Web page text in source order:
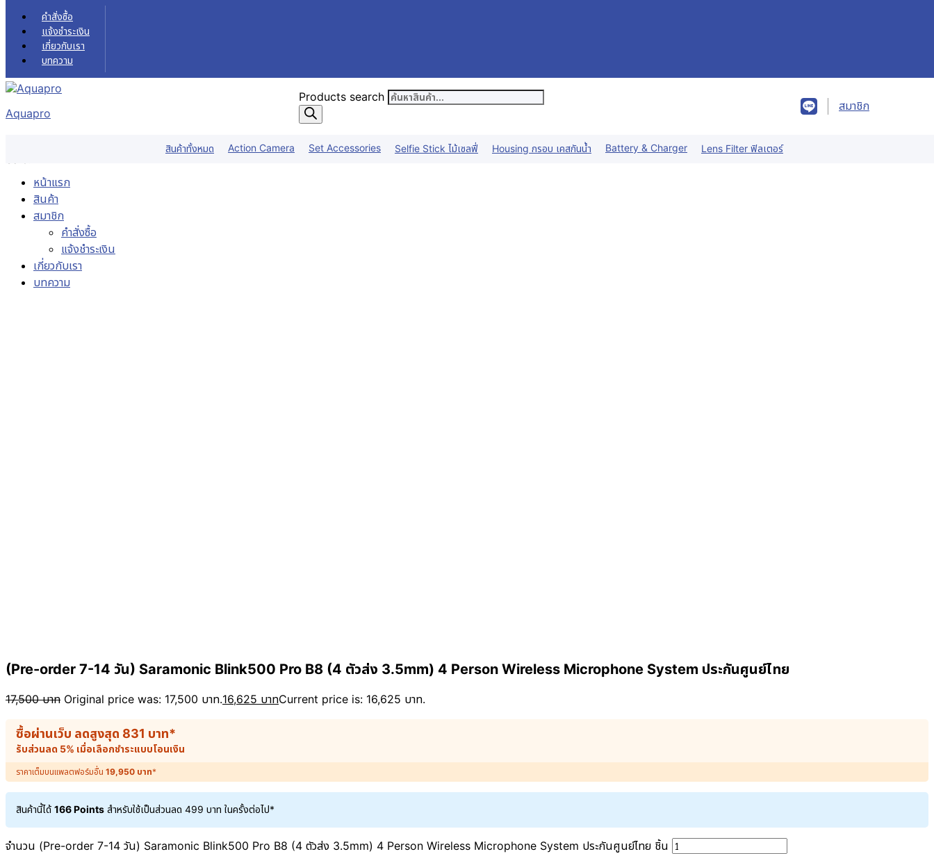
Skip to content
คำสั่งซื้อ
แจ้งชำระเงิน
เกี่ยวกับเรา
บทความ
Aquapro
Products search
สมาชิก
สินค้าทั้งหมด Action Camera Set Accessories Selfie Stick ไม้เซลฟี่ Housing กรอบ เคสกันน้ำ Battery & Charger Lens Filter ฟิลเตอร์
หน้าแรก
สินค้า
สมาชิก
คำสั่งซื้อ
แจ้งชำระเงิน
เกี่ยวกับเรา
บทความ
(Pre-order 7-14 วัน) Saramonic Blink500 Pro B8 (4 ตัวส่ง 3.5mm) 4 Person Wireless Microphone System ประกันศูนย์ไทย
17,500บาท Original price was: 17,500 บาท.16,625 บาทCurrent price is: 16,625 บาท.
ซื้อผ่านเว็บ ลดสูงสุด 831 บาท*
รับส่วนลด 5% เมื่อเลือกชำระแบบโอนเงิน
ราคาเต็มบนแพลตฟอร์มอื่น 19,950 บาท*
สินค้านี้ได้ 166 Points สำหรับใช้เป็นส่วนลด 499 บาท ในครั้งต่อไป*
จำนวน (Pre-order 7-14 วัน) Saramonic Blink500 Pro B8 (4 ตัวส่ง 3.5mm) 4 Person Wireless Microphone System ประกันศูนย์ไทย ชิ้น